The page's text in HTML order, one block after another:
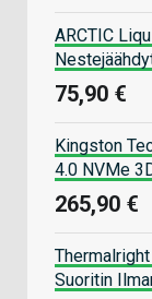
ARCTIC
75,90 €
Kingston
4.0 NVMe
265,90 €
Suoritin